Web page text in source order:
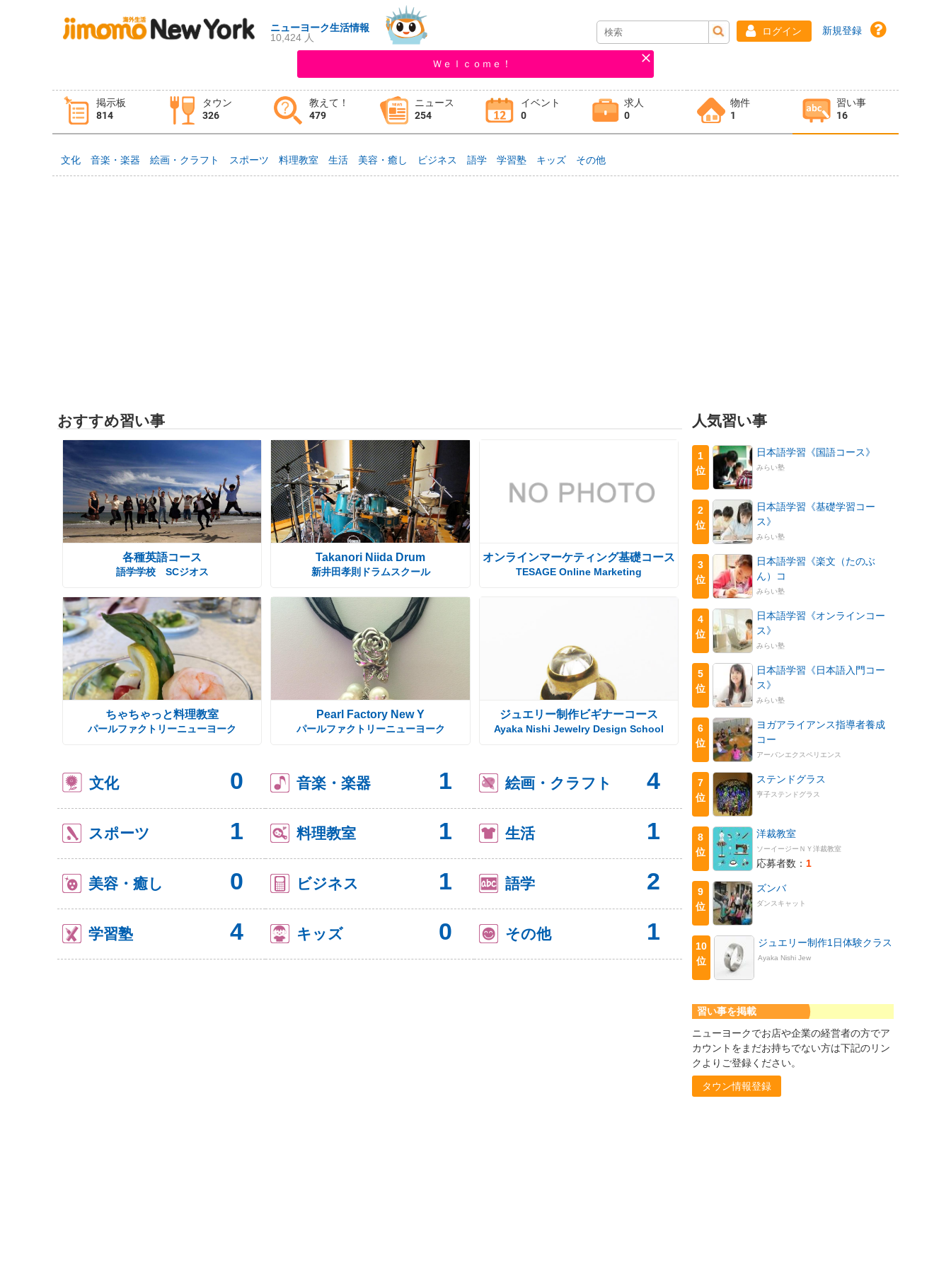
ニューヨーク生活情報
10,424 人
ログイン 新規登録
Ｗｅｌｃｏｍｅ！
掲示板
814
タウン
326
教えて！
479
ニュース
254
イベント
0
求人
0
物件
1
習い事
16
タウン情報
文化 音楽・楽器 絵画・クラフト スポーツ 料理教室 生活 美容・癒し ビジネス 語学 学習塾 キッズ その他
おすすめ習い事
各種英語コース
語学学校 SCジオス
Takanori Niida Drum
新井田孝則ドラムスクール
オンラインマーケティング基礎コース
TESAGE Online Marketing
ちゃちゃっと料理教室
パールファクトリーニューヨーク
Pearl Factory New Y
パールファクトリーニューヨーク
ジュエリー制作ビギナーコース
Ayaka Nishi Jewelry Design School
文化 0 音楽・楽器 1 絵画・クラフト 4
スポーツ 1 料理教室 1 生活 1
美容・癒し 0 ビジネス 1 語学 2
学習塾 4 キッズ 0 その他 1
人気習い事
1
位
日本語学習《国語コース》
みらい塾
2
位
日本語学習《基礎学習コー
ス》
みらい塾
3
位
日本語学習《楽文（たのぶ
ん）コ
みらい塾
4
位
日本語学習《オンラインコー
ス》
みらい塾
5
位
日本語学習《日本語入門コー
ス》
みらい塾
6
位
ヨガアライアンス指導者養成
コー
アーバンエクスペリエンス
7
位
ステンドグラス
亨子ステンドグラス
8
位
洋裁教室
ソーイージーＮＹ洋裁教室
応募者数： 1
9
位
ズンバ
ダンスキャット
10
位
ジュエリー制作1日体験クラス
Ayaka Nishi Jew
習い事を掲載
ニューヨークでお店や企業の経営者の方でア
カウントをまだお持ちでない方は下記のリン
クよりご登録ください。
タウン情報登録